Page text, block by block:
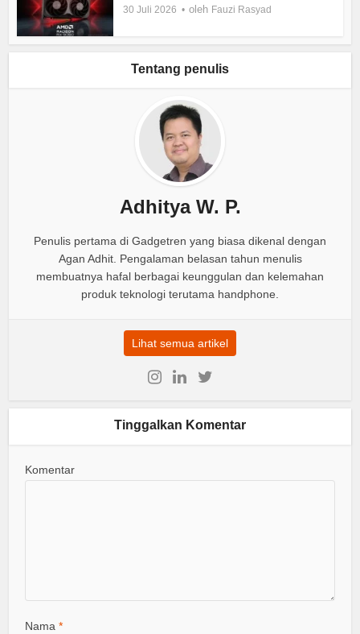
30 Juli 2026 oleh Fauzi Rasyad
Tentang penulis
Adhitya W. P.
Penulis pertama di Gadgetren yang biasa dikenal dengan
Agan Adhit. Pengalaman belasan tahun menulis
membuatnya hafal berbagai keunggulan dan kelemahan
produk teknologi terutama handphone.
Lihat semua artikel
Tinggalkan Komentar
Komentar
Nama*